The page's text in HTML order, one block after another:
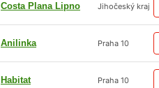
Costa Plana Lipno Jihočeský kraj
Anilinka Praha 10
Habitat Praha 10